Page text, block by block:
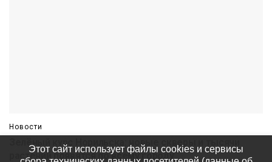
Новости
Зелёный курс Норильска: новые скверы и тысячи
растений появятся по всему городу
Этот сайт использует файлы cookies и сервисы